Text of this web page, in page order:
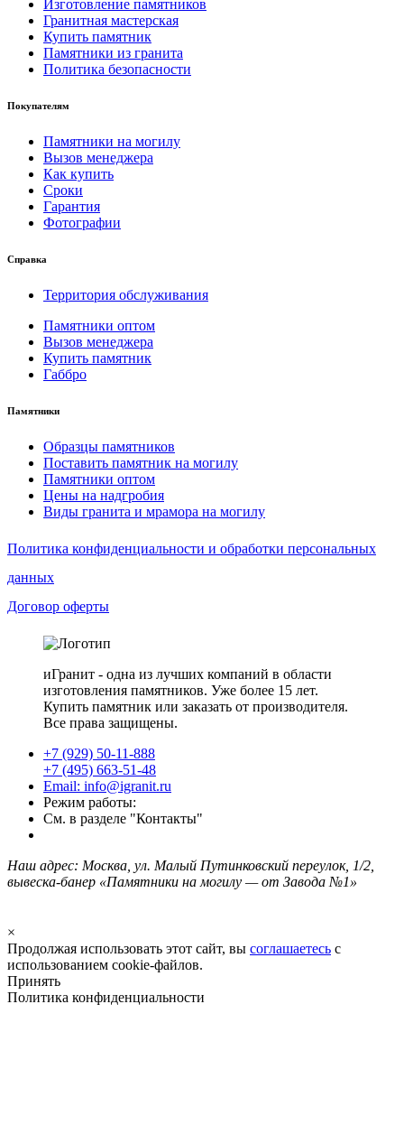
Изготовление памятников
Гранитная мастерская
Купить памятник
Памятники из гранита
Политика безопасности
Покупателям
Памятники на могилу
Вызов менеджера
Как купить
Сроки
Гарантия
Фотографии
Справка
Территория обслуживания
Памятники оптом
Вызов менеджера
Купить памятник
Габбро
Памятники
Образцы памятников
Поставить памятник на могилу
Памятники оптом
Цены на надгробия
Виды гранита и мрамора на могилу
Политика конфиденциальности и обработки персональных
данных
Договор оферты
иГранит - одна из лучших компаний в области
изготовления памятников. Уже более 15 лет.
Купить памятник или заказать от производителя.
Все права защищены.
+7 (929) 50-11-888
+7 (495) 663-51-48
Email: info@igranit.ru
Режим работы:
См. в разделе "Контакты"
Наш адрес: Москва, ул. Малый Путинковский переулок, 1/2,
вывеска-банер «Памятники на могилу — от Завода №1»
×
Продолжая использовать этот сайт, вы соглашаетесь с
использованием cookie-файлов.
Принять
Политика конфиденциальности